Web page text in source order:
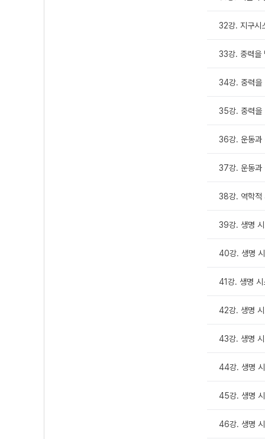
32강. 지구시
33강. 중력을
34강. 중력을
35강. 중력을
36강. 운동과
37강. 운동과
38강. 역학적
39강. 생명
40강. 생명
41강. 생명
42강. 생명
43강. 생명
44강. 생명
45강. 생명
46강. 생명